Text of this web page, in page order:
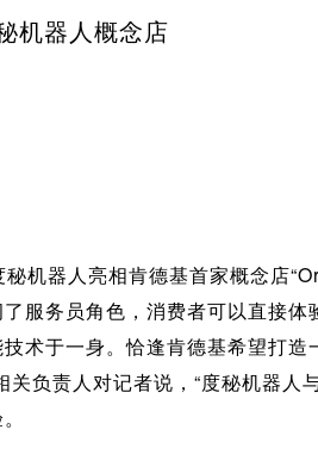
机器人概念店
机器人亮相肯德基首家概念店
服务员角色，消费者可以直接体
术于一身。恰逢肯德基希望打造
负责人对记者说，“度秘机器人